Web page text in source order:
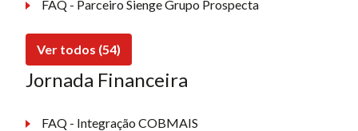
FAQ - Parceiro Sienge Grupo Prospecta
Ver todos (54)
Jornada Financeira
FAQ - Integração COBMAIS